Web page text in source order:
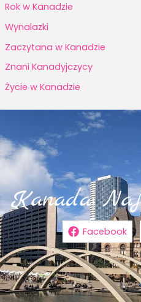
Rok w Kanadzie
Wynalazki
Zaczytana w Kanadzie
Znani Kanadyjczycy
Życie w Kanadzie
Facebook